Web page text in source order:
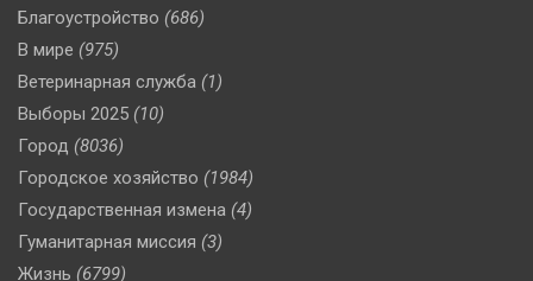
Благоустройство (686)
В мире (975)
Ветеринарная служба (1)
Выборы 2025 (10)
Город (8036)
Городское хозяйство (1984)
Государственная измена (4)
Гуманитарная миссия (3)
Жизнь (6799)